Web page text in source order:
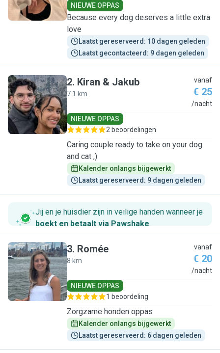
NIEUWE OPPAS
Because every dog deserves a little extra
love
Laatst gereserveerd: 10 dagen geleden
Laatst gecontacteerd: 9 dagen geleden
K
2. Kiran & Jakub
7.1 km
vanaf
€ 25
/nacht
NIEUWE OPPAS
2 beoordelingen
Caring couple ready to take on your dog
and cat ;)
Kalender onlangs bijgewerkt
Laatst gereserveerd: 9 dagen geleden
Jij en je huisdier zijn in veilige handen wanneer je
boekt en betaalt via Pawshake.
R
3. Romée
8 km
vanaf
€ 20
/nacht
NIEUWE OPPAS
1 beoordeling
Zorgzame honden oppas
Kalender onlangs bijgewerkt
Laatst gereserveerd: 6 dagen geleden